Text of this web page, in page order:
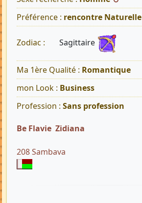
Préférence : rencontre Naturelle
Zodiac : Sagittaire
Ma 1ère Qualité : Romantique
mon Look : Business
Profession : Sans profession
Be Flavie Zidiana
208 Sambava